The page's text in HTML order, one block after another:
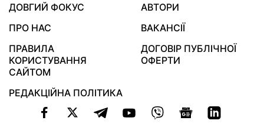
ДОВГИЙ ФОКУС
АВТОРИ
ПРО НАС
ВАКАНСІЇ
ПРАВИЛА
КОРИСТУВАННЯ
САЙТОМ
ДОГОВІР ПУБЛІЧНОЇ
ОФЕРТИ
РЕДАКЦІЙНА ПОЛІТИКА